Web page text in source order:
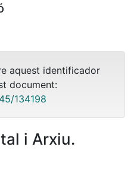
aquest identificador
document:
134198
i Arxiu.